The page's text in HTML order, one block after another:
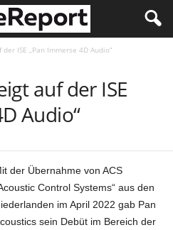
ISE „Pan Immerse 4D Audio“
auf der ISE
Audio“
der Übernahme von ACS
Control Systems“ aus den
im April 2022 gab Pan
sein Debüt im Bereich der